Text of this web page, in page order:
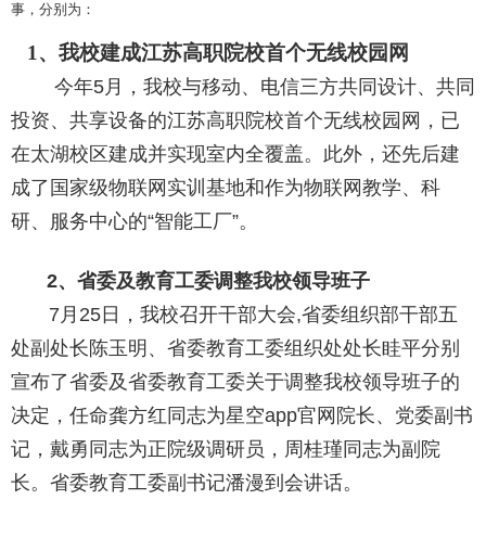
事，分别为：
1 、我校建成江苏高职院校首个无线校园网
今年5月，我校与移动、电信三方共同设计、共同
投资、共享设备的江苏高职院校首个无线校园网，已
在太湖校区建成并实现室内全覆盖。此外，还先后建
成了国家级物联网实训基地和作为物联网教学、科
研、服务中心的“智能工厂”。
2、省委及教育工委调整我校领导班子
7月 25日 ，我校召开干部大会,省委组织部干部五
处副处长陈玉明、省委教育工委组织处处长眭平分别
宣布了省委及省委教育工委关于调整我校领导班子的
决定，任命龚方红同志为星空app官网院长、党委副书
记，戴勇同志为正院级调研员，周桂瑾同志为副院
长。省委教育工委副书记潘漫到会讲话。